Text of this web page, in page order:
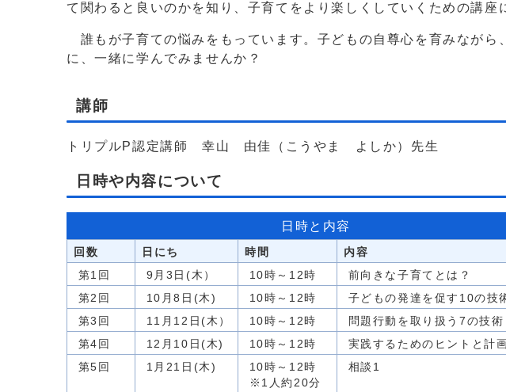
て関わると良いのかを知り、子育てをより楽しくしていくための講座
誰もが子育ての悩みをもっています。子どもの自尊心を育みながら
に、一緒に学んでみませんか？
講師
トリプルP認定講師 幸山 由佳（こうやま よしか）先生
日時や内容について
日時と内容
回数 日にち 時間
内容
第1回
9月3日(木） 10時～12時
前向きな子育てとは？
第2回
10月8日(木) 10時～12時
子どもの発達を促す10の技
第3回
11月12日(木） 10時～12時
問題行動を取り扱う7の技術
第4回
12月10日(木) 10時～12時
実践するためのヒントと計
第5回
1月21日(木)
10時～12時
※1人約20分
相談1